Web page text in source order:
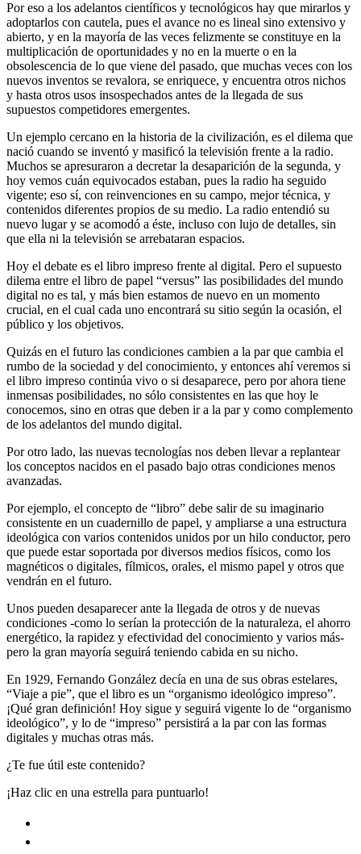
Por eso a los adelantos científicos y tecnológicos hay que mirarlos y
adoptarlos con cautela, pues el avance no es lineal sino extensivo y
abierto, y en la mayoría de las veces felizmente se constituye en la
multiplicación de oportunidades y no en la muerte o en la
obsolescencia de lo que viene del pasado, que muchas veces con los
nuevos inventos se revalora, se enriquece, y encuentra otros nichos
y hasta otros usos insospechados antes de la llegada de sus
supuestos competidores emergentes.
Un ejemplo cercano en la historia de la civilización, es el dilema que
nació cuando se inventó y masificó la televisión frente a la radio.
Muchos se apresuraron a decretar la desaparición de la segunda, y
hoy vemos cuán equivocados estaban, pues la radio ha seguido
vigente; eso sí, con reinvenciones en su campo, mejor técnica, y
contenidos diferentes propios de su medio. La radio entendió su
nuevo lugar y se acomodó a éste, incluso con lujo de detalles, sin
que ella ni la televisión se arrebataran espacios.
Hoy el debate es el libro impreso frente al digital. Pero el supuesto
dilema entre el libro de papel “versus” las posibilidades del mundo
digital no es tal, y más bien estamos de nuevo en un momento
crucial, en el cual cada uno encontrará su sitio según la ocasión, el
público y los objetivos.
Quizás en el futuro las condiciones cambien a la par que cambia el
rumbo de la sociedad y del conocimiento, y entonces ahí veremos si
el libro impreso continúa vivo o si desaparece, pero por ahora tiene
inmensas posibilidades, no sólo consistentes en las que hoy le
conocemos, sino en otras que deben ir a la par y como complemento
de los adelantos del mundo digital.
Por otro lado, las nuevas tecnologías nos deben llevar a replantear
los conceptos nacidos en el pasado bajo otras condiciones menos
avanzadas.
Por ejemplo, el concepto de “libro” debe salir de su imaginario
consistente en un cuadernillo de papel, y ampliarse a una estructura
ideológica con varios contenidos unidos por un hilo conductor, pero
que puede estar soportada por diversos medios físicos, como los
magnéticos o digitales, fílmicos, orales, el mismo papel y otros que
vendrán en el futuro.
Unos pueden desaparecer ante la llegada de otros y de nuevas
condiciones -como lo serían la protección de la naturaleza, el ahorro
energético, la rapidez y efectividad del conocimiento y varios más-
pero la gran mayoría seguirá teniendo cabida en su nicho.
En 1929, Fernando González decía en una de sus obras estelares,
“Viaje a pie”, que el libro es un “organismo ideológico impreso”.
¡Qué gran definición! Hoy sigue y seguirá vigente lo de “organismo
ideológico”, y lo de “impreso” persistirá a la par con las formas
digitales y muchas otras más.
¿Te fue útil este contenido?
¡Haz clic en una estrella para puntuarlo!